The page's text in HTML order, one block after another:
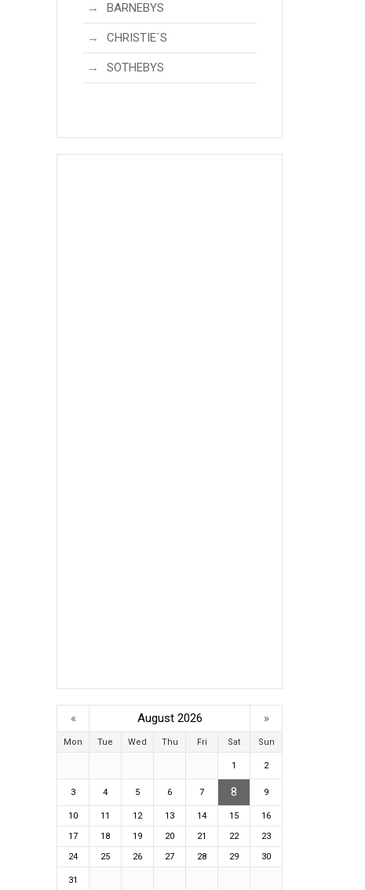
BARNEBYS
CHRISTIE´S
SOTHEBYS
« August 2026 »
Mon Tue Wed Thu Fri Sat Sun
1 2
3 4 5 6 7 8 9
10 11 12 13 14 15
16
17
18 19 20 21 22
23
24
25 26 27 28 29 30
31